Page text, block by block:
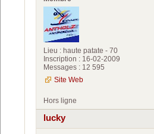
Lieu : haute patate - 70
Inscription : 16-02-2009
Messages : 12 595
Site Web
Hors ligne
lucky